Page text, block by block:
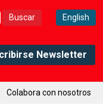
English
Newsletter
Colabora con nosotros